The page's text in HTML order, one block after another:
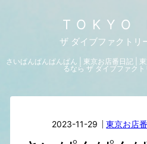
TOKYO
ザ ダイブファクトリ
さいぱんぱんぱんぱん | 東京お店番日記 |
るなら ザ ダイブファク
2023-11-29 東京お店